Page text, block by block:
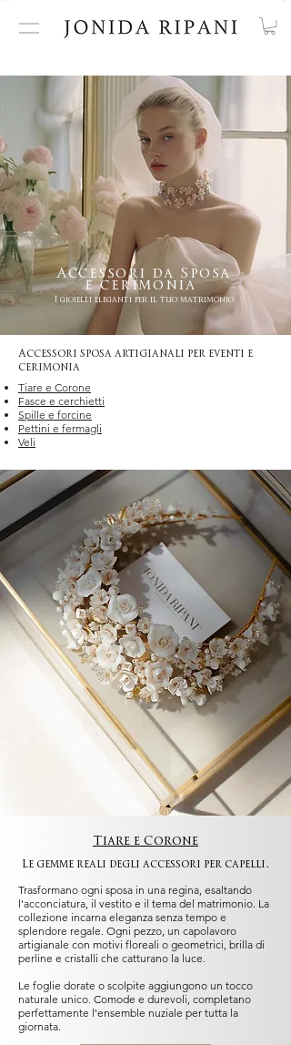
Accessori da Sposa
e cerimonia
I gioielli eleganti per il tuo matrimonio
Accessori sposa artigianali per eventi e
cerimonia
Tiare e Corone
Fasce e cerchietti
Spille e forcine
Pettini e fermagli
Veli
Tiare e Corone
Le gemme reali degli accessori per capelli.
Trasformano ogni sposa in una regina, esaltando
l'acconciatura, il vestito e il tema del matrimonio. La
collezione incarna eleganza senza tempo e
splendore regale. Ogni pezzo, un capolavoro
artigianale con motivi floreali o geometrici, brilla di
perline e cristalli che catturano la luce.
Le foglie dorate o scolpite aggiungono un tocco
naturale unico. Comode e durevoli, completano
perfettamente l'ensemble nuziale per tutta la
giornata.